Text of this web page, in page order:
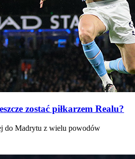
zostać piłkarzem Realu?
do Madrytu z wielu powodów